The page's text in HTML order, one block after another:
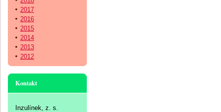
2017
2016
2015
2014
2013
2012
Kontakt
Inzulínek, z. s.